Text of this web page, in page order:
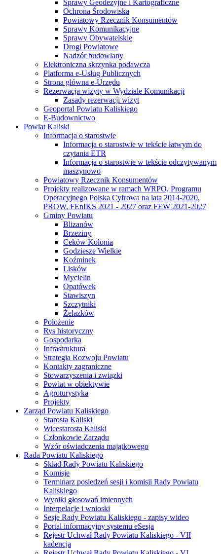
Sprawy Geodezyjne i Kartograficzne
Ochrona Środowiska
Powiatowy Rzecznik Konsumentów
Sprawy Komunikacyjne
Sprawy Obywatelskie
Drogi Powiatowe
Nadzór budowlany
Elektroniczna skrzynka podawcza
Platforma e-Usług Publicznych
Strona główna e-Urzędu
Rezerwacja wizyty w Wydziale Komunikacji
Zasady rezerwacji wizyt
Geoportal Powiatu Kaliskiego
E-Budownictwo
Powiat Kaliski
Informacja o starostwie
Informacja o starostwie w tekście łatwym do
czytania ETR
Informacja o starostwie w tekście odczytywanym
maszynowo
Powiatowy Rzecznik Konsumentów
Projekty realizowane w ramach WRPO, Programu
Operacyjnego Polska Cyfrowa na lata 2014-2020,
PROW, FEnIKS 2021 - 2027 oraz FEW 2021-2027
Gminy Powiatu
Blizanów
Brzeziny
Ceków Kolonia
Godziesze Wielkie
Koźminek
Lisków
Mycielin
Opatówek
Stawiszyn
Szczytniki
Żelazków
Położenie
Rys historyczny
Gospodarka
Infrastruktura
Strategia Rozwoju Powiatu
Kontakty zagraniczne
Stowarzyszenia i związki
Powiat w obiektywie
Agroturystyka
Projekty
Zarząd Powiatu Kaliskiego
Starosta Kaliski
Wicestarosta Kaliski
Członkowie Zarządu
Wzór oświadczenia majątkowego
Rada Powiatu Kaliskiego
Skład Rady Powiatu Kaliskiego
Komisje
Terminarz posiedzeń sesji i komisji Rady Powiatu
Kaliskiego
Wyniki głosowań imiennych
Interpelacje i wnioski
Sesje Rady Powiatu Kaliskiego - zapisy wideo
Portal informacyjny systemu eSesja
Rejestr Uchwał Rady Powiatu Kaliskiego - VII
kadencja